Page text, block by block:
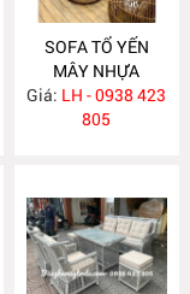
SOFA TỔ YẾN
MÂY NHỰA
NH315
Giá: LH - 0938 423
805